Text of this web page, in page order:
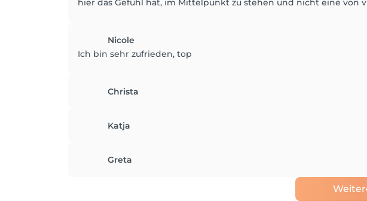
hier das Gefühl hat, im Mittelpunkt zu stehen und nicht eine von
Nicole
Ich bin sehr zufrieden, top
Christa
Katja
Greta